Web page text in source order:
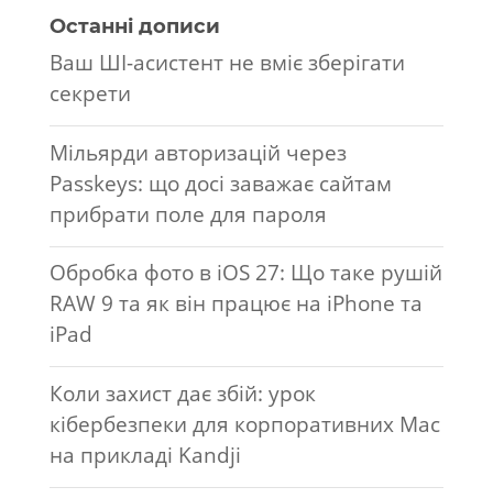
Останні дописи
Ваш ШІ-асистент не вміє зберігати
секрети
Мільярди авторизацій через
Passkeys: що досі заважає сайтам
прибрати поле для пароля
Обробка фото в iOS 27: Що таке рушій
RAW 9 та як він працює на iPhone та
iPad
Коли захист дає збій: урок
кібербезпеки для корпоративних Mac
на прикладі Kandji